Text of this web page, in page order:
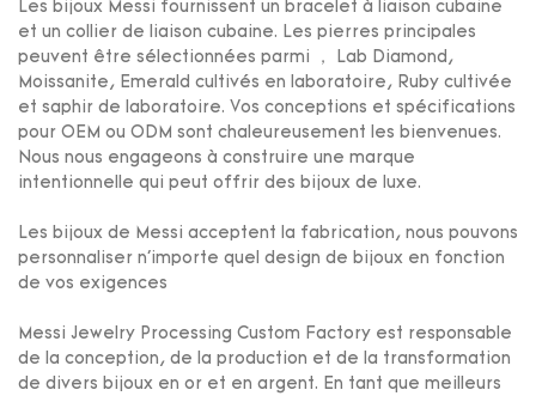
Les bijoux Messi fournissent un bracelet à liaison cubaine
et un collier de liaison cubaine. Les pierres principales
peuvent être sélectionnées parmi ， Lab Diamond,
Moissanite, Emerald cultivés en laboratoire, Ruby cultivée
et saphir de laboratoire. Vos conceptions et spécifications
pour OEM ou ODM sont chaleureusement les bienvenues.
Nous nous engageons à construire une marque
intentionnelle qui peut offrir des bijoux de luxe.
Les bijoux de Messi acceptent la fabrication, nous pouvons
personnaliser n'importe quel design de bijoux en fonction
de vos exigences
Messi Jewelry Processing Custom Factory est responsable
de la conception, de la production et de la transformation
de divers bijoux en or et en argent. En tant que meilleurs